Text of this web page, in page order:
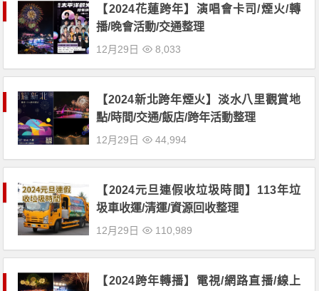
【2024花蓮跨年】演唱會卡司/煙火/轉
播/晚會活動/交通整理
12月29日 8,033
【2024新北跨年煙火】淡水八里觀賞地
點/時間/交通/飯店/跨年活動整理
12月29日 44,994
【2024元旦連假收垃圾時間】113年垃
圾車收運/清運/資源回收整理
12月29日 110,989
【2024跨年轉播】電視/網路直播/線上